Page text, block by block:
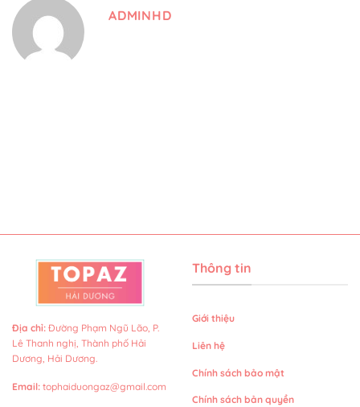
ADMINHD
Địa chỉ: Đường Phạm Ngũ Lão, P.
Lê Thanh nghị, Thành phố Hải
Dương, Hải Dương.
Email: tophaiduongaz@gmail.com
Thông tin
Giới thiệu
Liên hệ
Chính sách bảo mật
Chính sách bản quyền